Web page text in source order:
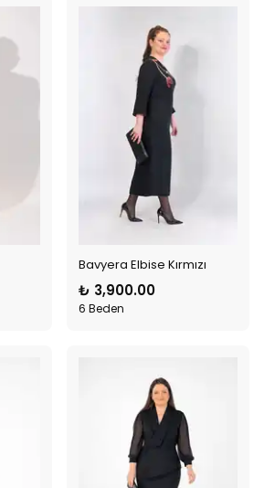
Bavyera Elbise Kırmızı
₺ 3,900.00
6 Beden